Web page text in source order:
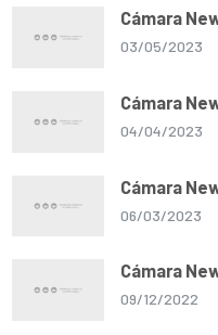
Cámara
03/05/2023
Cámara
04/04/2023
Cámara
06/03/2023
Cámara
09/12/2022